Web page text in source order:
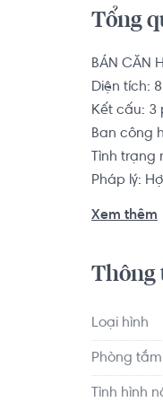
Tổng
BÁN CĂN
Diện tích:
Kết cấu: 3
Ban công
Tình
Pháp lý:
hướng
một cách
Căn hộ có
Xem thêm
Thông
Loại hình
Phòng tắm
Tình hình